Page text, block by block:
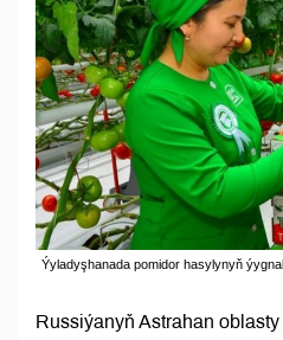
Ýyladyşhanada pomidor hasylynyň
Russiýanyň Astrahan